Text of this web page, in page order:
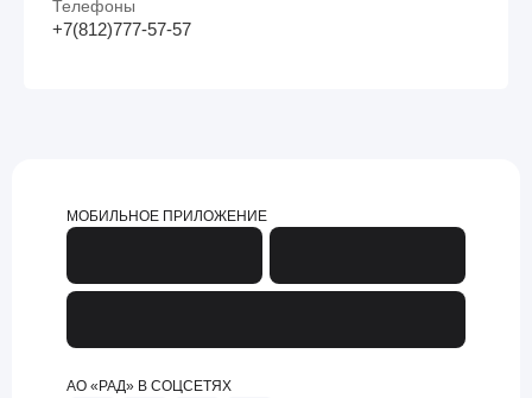
Телефоны
+7(812)777-57-57
МОБИЛЬНОЕ ПРИЛОЖЕНИЕ
АО «РАД» В СОЦСЕТЯХ